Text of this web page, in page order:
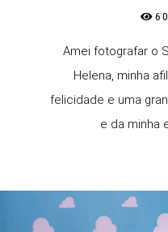
Amei fotografar o
Helena, minha
felicidade e uma
e da minha